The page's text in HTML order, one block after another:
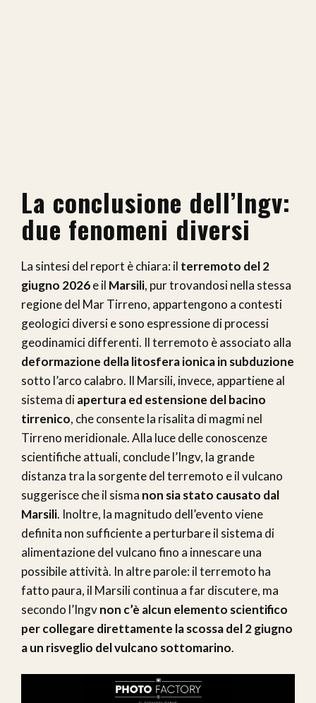
La conclusione dell’Ingv:
due fenomeni diversi
La sintesi del report è chiara: il terremoto del 2
giugno 2026e il Marsili, pur trovandosi nella stessa
regione del Mar Tirreno, appartengono a contesti
geologici diversi e sono espressione di processi
geodinamici differenti. Il terremoto è associato alla
deformazione della litosfera ionica in subduzione
sotto l’arco calabro. Il Marsili, invece, appartiene al
sistema diapertura ed estensione del bacino
tirrenico, che consente la risalita di magmi nel
Tirreno meridionale. Alla luce delle conoscenze
scientifiche attuali, conclude l’Ingv, la grande
distanza tra la sorgente del terremoto e il vulcano
suggerisce che il sisma non sia stato causato dal
Marsili. Inoltre, la magnitudo dell’evento viene
definita non sufficiente a perturbare il sistema di
alimentazione del vulcano fino a innescare una
possibile attività. In altre parole: il terremoto ha
fatto paura, il Marsili continua a far discutere, ma
secondo l’Ingvnon c’è alcun elemento scientifico
per collegare direttamente la scossa del 2 giugno
a un risveglio del vulcano sottomarino.